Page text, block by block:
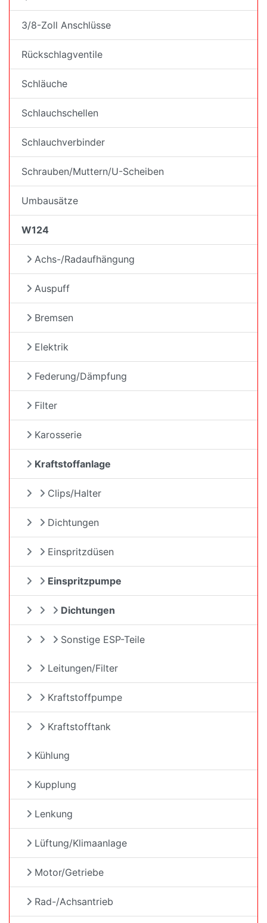
3/8-Zoll Anschlüsse
Rückschlagventile
Schläuche
Schlauchschellen
Schlauchverbinder
Schrauben/Muttern/U-Scheiben
Umbausätze
W124
Achs-/Radaufhängung
Auspuff
Bremsen
Elektrik
Federung/Dämpfung
Filter
Karosserie
Kraftstoffanlage
Clips/Halter
Dichtungen
Einspritzdüsen
Einspritzpumpe
Dichtungen
Sonstige ESP-Teile
Leitungen/Filter
Kraftstoffpumpe
Kraftstofftank
Kühlung
Kupplung
Lenkung
Lüftung/Klimaanlage
Motor/Getriebe
Rad-/Achsantrieb